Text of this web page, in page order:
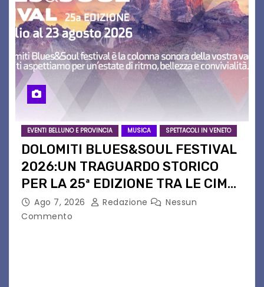
EVENTI BELLUNO E PROVINCIA MUSICA SPETTACOLI IN VENETO
DOLOMITI BLUES&SOUL FESTIVAL
2026:UN TRAGUARDO STORICO
PER LA 25ª EDIZIONE TRA LE CIME
PATRIMONIO UNESCO
Ago 7, 2026 Redazione
Nessun
Commento